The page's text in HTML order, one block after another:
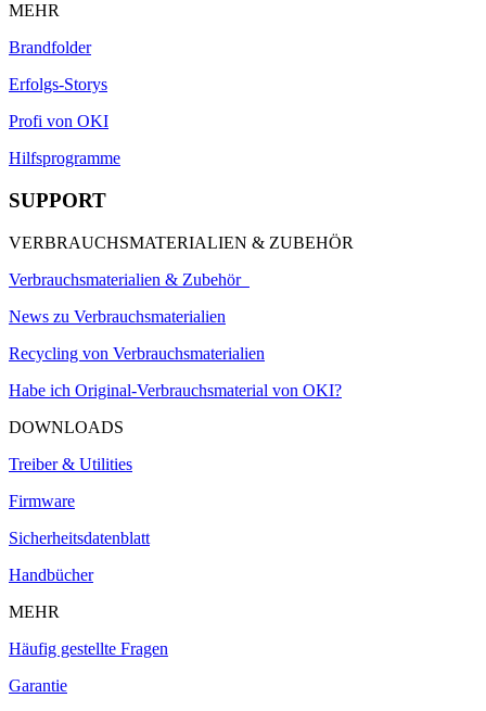
MEHR
Brandfolder
Erfolgs-Storys
Profi von OKI
Hilfsprogramme
SUPPORT
VERBRAUCHSMATERIALIEN & ZUBEHÖR
Verbrauchsmaterialien & Zubehör
News zu Verbrauchsmaterialien
Recycling von Verbrauchsmaterialien
Habe ich Original-Verbrauchsmaterial von OKI?
DOWNLOADS
Treiber & Utilities
Firmware
Sicherheitsdatenblatt
Handbücher
MEHR
Häufig gestellte Fragen
Garantie